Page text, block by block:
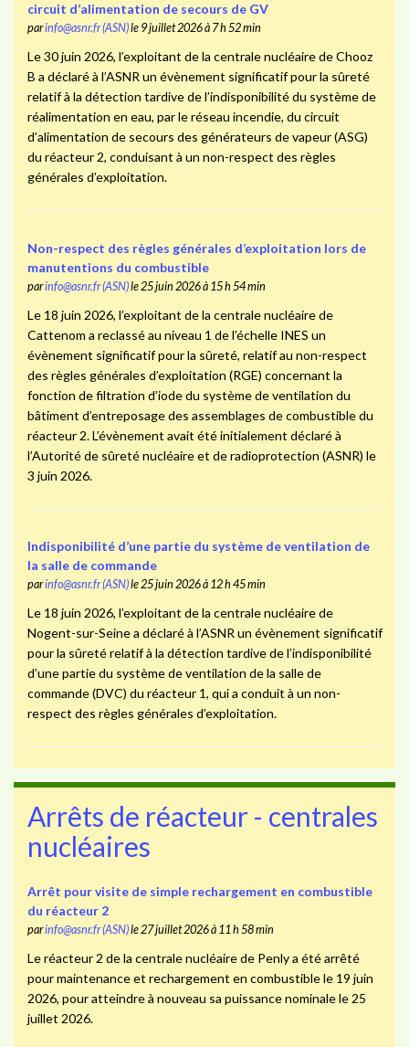
circuit d’alimentation de secours de GV
parinfo@asnr.fr (ASN)le 9 juillet 2026 à 7 h 52 min
Le 30 juin 2026, l’exploitant de la centrale nucléaire de Chooz
B a déclaré à l’ASNR un évènement significatif pour la sûreté
relatif à la détection tardive de l’indisponibilité du système de
réalimentation en eau, par le réseau incendie, du circuit
d’alimentation de secours des générateurs de vapeur (ASG)
du réacteur 2, conduisant à un non-respect des règles
générales d’exploitation.
Non-respect des règles générales d’exploitation lors de
manutentions du combustible
parinfo@asnr.fr (ASN)le 25 juin 2026 à 15 h 54 min
Le 18 juin 2026, l’exploitant de la centrale nucléaire de
Cattenom a reclassé au niveau 1 de l’échelle INES un
évènement significatif pour la sûreté, relatif au non-respect
des règles générales d’exploitation (RGE) concernant la
fonction de filtration d’iode du système de ventilation du
bâtiment d’entreposage des assemblages de combustible du
réacteur 2. L’évènement avait été initialement déclaré à
l’Autorité de sûreté nucléaire et de radioprotection (ASNR) le
3 juin 2026.
Indisponibilité d’une partie du système de ventilation de
la salle de commande
parinfo@asnr.fr (ASN)le 25 juin 2026 à 12 h 45 min
Le 18 juin 2026, l’exploitant de la centrale nucléaire de
Nogent-sur-Seine a déclaré à l’ASNR un évènement significatif
pour la sûreté relatif à la détection tardive de l’indisponibilité
d’une partie du système de ventilation de la salle de
commande (DVC) du réacteur 1, qui a conduit à un non-
respect des règles générales d’exploitation.
Arrêts de réacteur - centrales
nucléaires
Arrêt pour visite de simple rechargement en combustible
du réacteur 2
parinfo@asnr.fr (ASN)le 27 juillet 2026 à 11 h 58 min
Le réacteur 2 de la centrale nucléaire de Penly a été arrêté
pour maintenance et rechargement en combustible le 19 juin
2026, pour atteindre à nouveau sa puissance nominale le 25
juillet 2026.